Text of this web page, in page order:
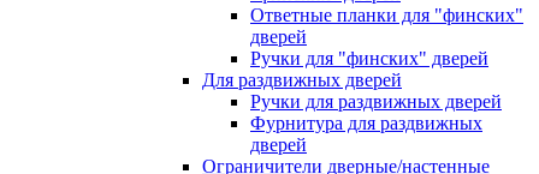
Ответные планки для "финских"
дверей
Ручки для "финских" дверей
Для раздвижных дверей
Ручки для раздвижных дверей
Фурнитура для раздвижных
дверей
Ограничители дверные/настенные